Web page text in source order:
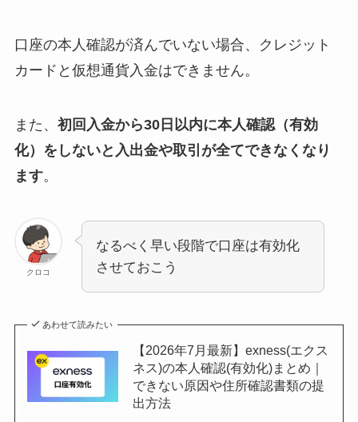
口座の本人確認が済んでいない場合、クレジット
カードと仮想通貨入金はできません。
また、 初回入金から30日以内に本人確認（有効
化）をしないと入出金や取引が全てできなくなり
ます。
クロコ
なるべく早い段階で口座は有効化
させておこう
あわせて読みたい
【2026年7月最新】exness(エクス
ネス)の本人確認(有効化)まとめ｜
できない原因や住所確認書類の提
出方法